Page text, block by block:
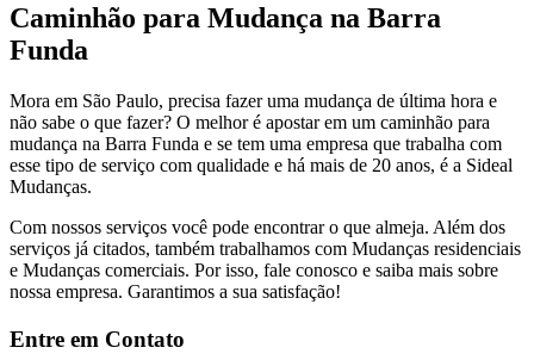
Caminhão para Mudança na Barra
Funda
Mora em São Paulo, precisa fazer uma mudança de última hora e
não sabe o que fazer? O melhor é apostar em um caminhão para
mudança na Barra Funda e se tem uma empresa que trabalha com
esse tipo de serviço com qualidade e há mais de 20 anos, é a Sideal
Mudanças.
Com nossos serviços você pode encontrar o que almeja. Além dos
serviços já citados, também trabalhamos com Mudanças residenciais
e Mudanças comerciais. Por isso, fale conosco e saiba mais sobre
nossa empresa. Garantimos a sua satisfação!
Entre em Contato